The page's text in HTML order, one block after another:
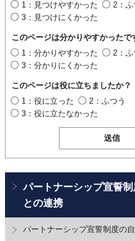
1：見つけやすかった
2：ふ
3：見つけにくかった
このページは分かりやすかったで
1：分かりやすかった
2：ふ
3：分かりにくかった
このページは役に立ちましたか？
1：役に立った
2：ふつう
3：役に立たなかった
パートナーシップ宣誓
との連携
パートナーシップ宣誓制度の